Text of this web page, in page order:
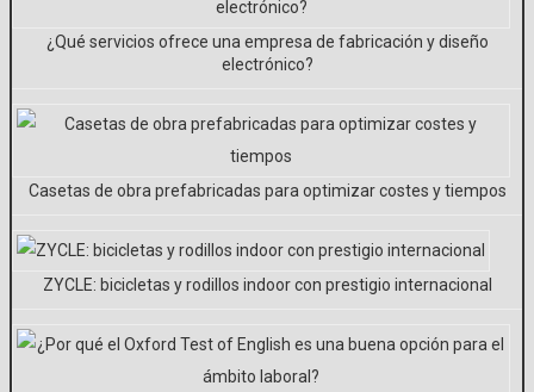
¿Qué servicios ofrece una empresa de fabricación y diseño
electrónico?
Casetas de obra prefabricadas para optimizar costes y tiempos
ZYCLE: bicicletas y rodillos indoor con prestigio internacional